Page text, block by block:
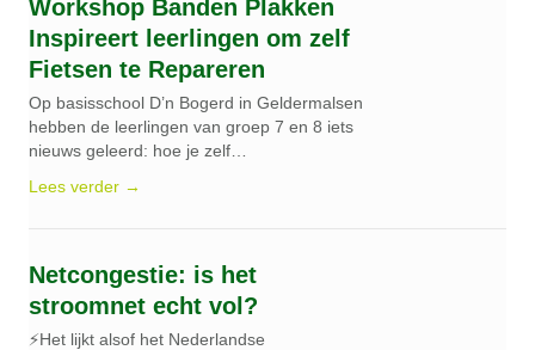
Workshop Banden Plakken
Inspireert leerlingen om zelf
Fietsen te Repareren
Op basisschool D’n Bogerd in Geldermalsen
hebben de leerlingen van groep 7 en 8 iets
nieuws geleerd: hoe je zelf…
Lees verder →
Netcongestie: is het
stroomnet echt vol?
⚡Het lijkt alsof het Nederlandse